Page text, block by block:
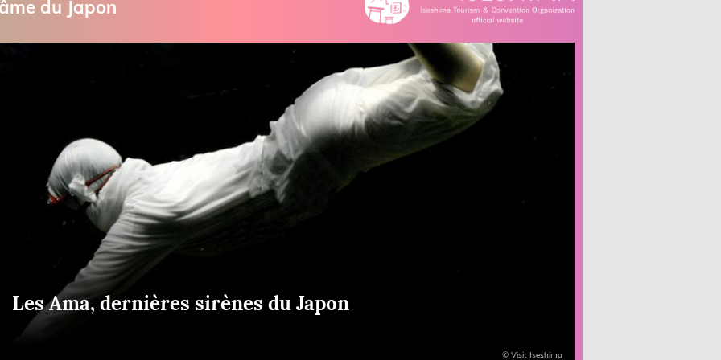
en mer
du Japon
Les Ama, dernières sirènes du Japon
© Visit Iseshima